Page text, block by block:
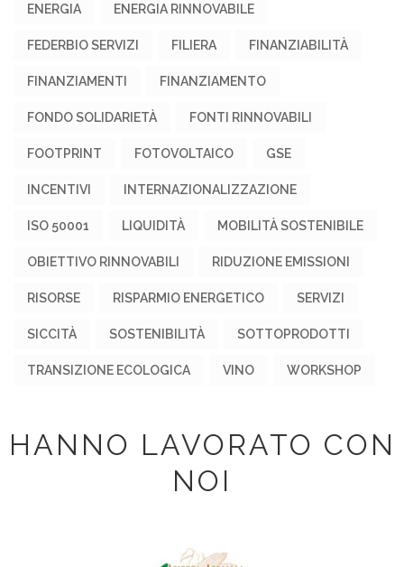
ENERGIA ENERGIA RINNOVABILE
FEDERBIO SERVIZI FILIERA FINANZIABILITÀ
FINANZIAMENTI FINANZIAMENTO
FONDO SOLIDARIETÀ FONTI RINNOVABILI
FOOTPRINT FOTOVOLTAICO GSE
INCENTIVI INTERNAZIONALIZZAZIONE
ISO 50001 LIQUIDITÀ MOBILITÀ SOSTENIBILE
OBIETTIVO RINNOVABILI RIDUZIONE EMISSIONI
RISORSE RISPARMIO ENERGETICO SERVIZI
SICCITÀ SOSTENIBILITÀ SOTTOPRODOTTI
TRANSIZIONE ECOLOGICA VINO WORKSHOP
HANNO LAVORATO CON
NOI